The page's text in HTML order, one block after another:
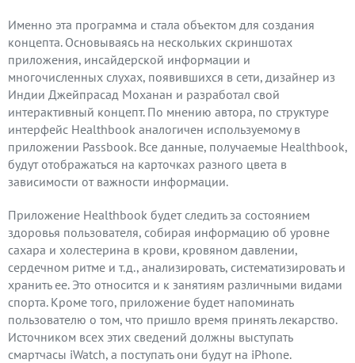
Именно эта программа и стала объектом для создания
концепта. Основываясь на нескольких скриншотах
приложения, инсайдерской информации и
многочисленных слухах, появившихся в сети, дизайнер из
Индии Джейпрасад Моханан и разработал свой
интерактивный концепт. По мнению автора, по структуре
интерфейс Healthbook аналогичен используемому в
приложении Passbook. Все данные, получаемые Healthbook,
будут отображаться на карточках разного цвета в
зависимости от важности информации.
Приложение Healthbook будет следить за состоянием
здоровья пользователя, собирая информацию об уровне
сахара и холестерина в крови, кровяном давлении,
сердечном ритме и т.д., анализировать, систематизировать и
хранить ее. Это относится и к занятиям различными видами
спорта. Кроме того, приложение будет напоминать
пользователю о том, что пришло время принять лекарство.
Источником всех этих сведений должны выступать
смартчасы iWatch, а поступать они будут на iPhone.